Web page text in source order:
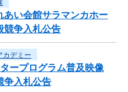
あい会館サラマンカホー
競争入札公告
カデミー
ープログラム普及映像
争入札公告